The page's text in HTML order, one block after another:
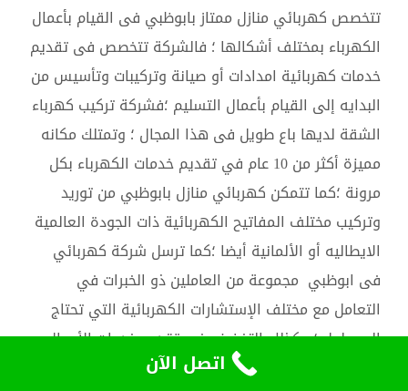
تتخصص كهربائي منازل ممتاز بابوظبي فى القيام بأعمال
الكهرباء بمختلف أشكالها ؛ فالشركة تتخصص فى تقديم
خدمات كهربائية امدادات أو صيانة وتركيبات وتأسيس من
البدايه إلى القيام بأعمال التسليم ؛فشركة تركيب كهرباء
الشقة لديها باع طويل فى هذا المجال ؛ وتمتلك مكانه
مميزة أكثر من 10 عام في تقديم خدمات الكهرباء بكل
مرونة ؛كما تتمكن كهربائي منازل بابوظبي من توريد
وتركيب مختلف المفاتيح الكهربائية ذات الجودة العالمية
الايطاليه أو الألمانية أيضا ؛كما ترسل شركة كهربائي
فى ابوظبي مجموعة من العاملين ذو الخبرات في
التعامل مع مختلف الإستشارات الكهربائية التي تحتاج
إلى حلول ؛ وكذلك التخضض في تقديم خدمات الأعمال
الجبسية والديكورات المميزةاتصل الآن